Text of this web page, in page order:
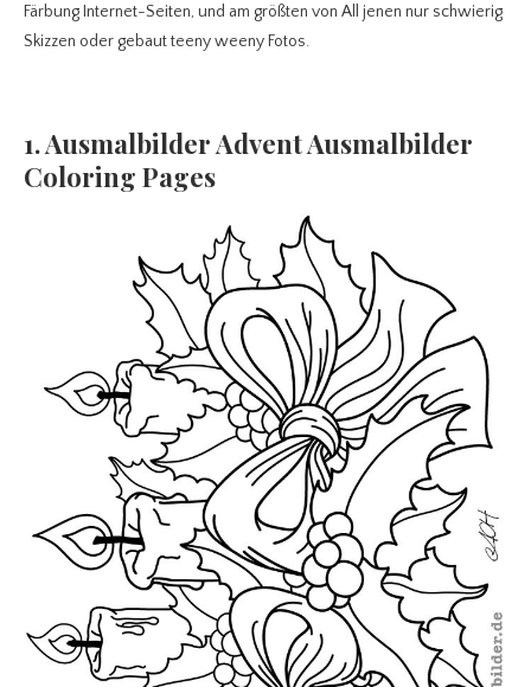
Färbung Internet-Seiten, und am größten von All jenen nur schwierig
Skizzen oder gebaut teeny weeny Fotos.
1. Ausmalbilder Advent Ausmalbilder
Coloring Pages